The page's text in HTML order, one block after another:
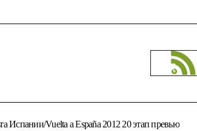
Испании/Vuelta a España 2012 20 этап превью